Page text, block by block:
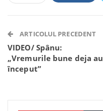
Telegram WhatsApp
ARTICOLUL PRECEDENT
VIDEO/ Spânu:
„Vremurile bune deja au
început”